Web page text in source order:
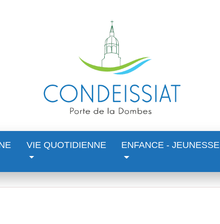
VIE QUOTIDIENNE ENFANCE - JEUNESSE